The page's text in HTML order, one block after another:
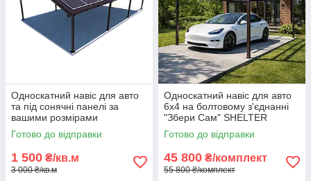
Односкатний навіс для авто
та під сонячні панелі за
вашими розмірами
(Односхилий) SHELTER
SOLAR
Готово до відправки
1 500 ₴/кв.м
3 000 ₴/кв.м
Односкатний навіс для авто
6х4 на болтовому з'єднанні
"Збери Сам" SHELTER
STANDART
Готово до відправки
45 800 ₴/комплект
55 800 ₴/комплект